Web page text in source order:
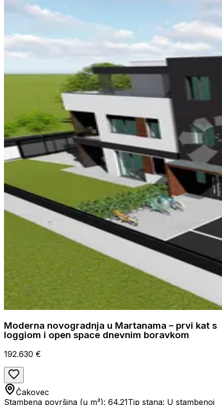
Moderna novogradnja u Martanama – prvi kat s
loggiom i open space dnevnim boravkom
192.630 €
Čakovec
Stambena površina (u m²): 64.21Tip stana: U stambenoj